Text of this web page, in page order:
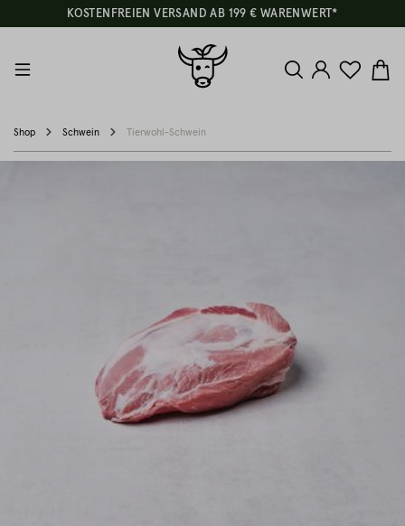
KOSTENFREIEN VERSAND AB 199 € WARENWERT*
Shop Schwein Tierwohl-Schwein